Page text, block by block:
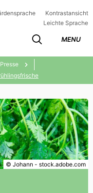
Kontrastansicht
Leichte Sprache
MENU
Presse
© Johann - stock.adobe.com